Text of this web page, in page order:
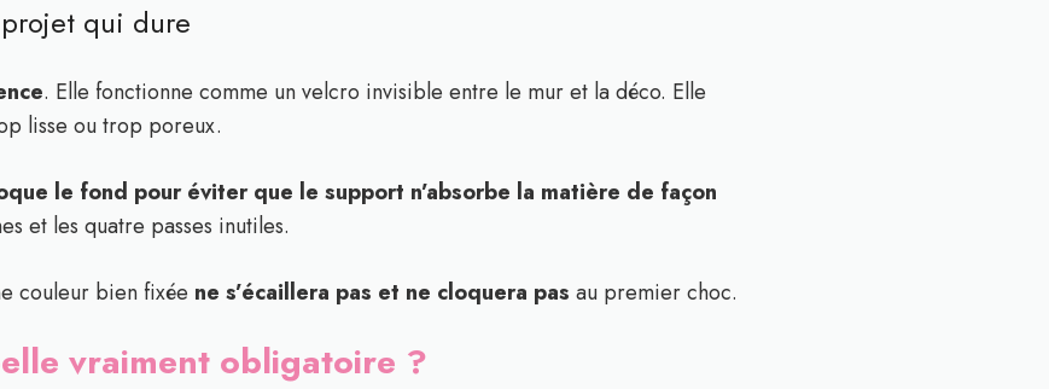
qui dure
. Elle fonctionne comme un velcro invisible entre le mur et la déco. Elle
lisse ou trop poreux.
le fond pour éviter que le support n’absorbe la matière de façon
et les quatre passes inutiles.
couleur bien fixée ne s’écaillera pas et ne cloquera pas au premier choc.
elle vraiment obligatoire ?